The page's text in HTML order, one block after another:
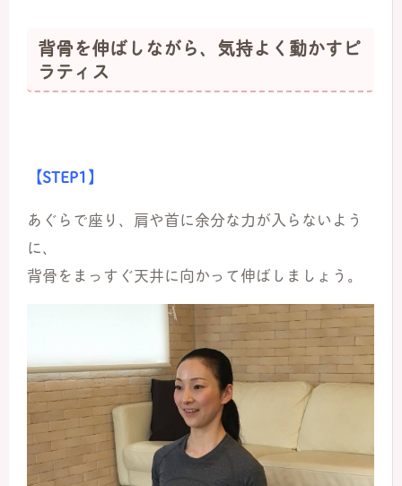
背骨を伸ばしながら、気持よく動かすピ
ラティス
【STEP1】
あぐらで座り、肩や首に余分な力が入らないよう
に、
背骨をまっすぐ天井に向かって伸ばしましょう。